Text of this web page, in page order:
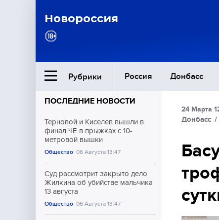
Новороссия
Рубрики Россия Донбасс
Ближний Восток
Общество
Культура
ПОСЛЕДНИЕ НОВОСТИ
Терновой и Киселёв вышли в
финал ЧЕ в прыжках с 10-
метровой вышки
Общество 06 Августа 13:47
Суд рассмотрит закрыто дело
Жилкина об убийстве мальчика
13 августа
Общество 06 Августа 13:47
24 Марта
Донбасс /